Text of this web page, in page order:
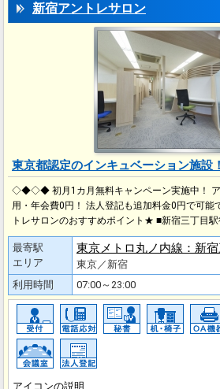
新宿アントレサロン
東京都認定のインキュベーション施設！
◇◆◇◆ 初月1カ月無料キャンペーン実施中！ ア
用・年会費0円！ 法人登記も追加料金0円で
トレサロンのおすすめポイント★ ■新宿三丁目
最寄駅
エリア
東京メトロ丸ノ内線：新
東京／新宿
利用時間
07:00～23:00
アイコンの説明